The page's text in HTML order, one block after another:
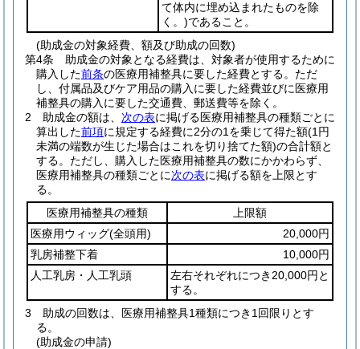
て体内に埋め込まれたものを除
く。)であること。
(助成金の対象経費、額及び助成の回数)
第4条
助成金の対象となる経費は、対象者が使用するために
購入した前条の医療用補整具に要した経費とする。 ただ
し、付属品及びケア用品の購入に要した経費並びに医療用
補整具の購入に要した交通費、郵送費等を除く。
2
助成金の額は、 次の表に掲げる医療用補整具の種類ごとに
算出した前項に規定する経費に2分の1を乗じて得た額(1円
未満の端数が生じた場合はこれを切り捨てた額)の合計額と
する。 ただし、購入した医療用補整具の数にかかわらず、
医療用補整具の種類ごとに次の表に掲げる額を上限とす
る。
医療用補整具の種類
上限額
医療用ウィッグ(全頭用)
20,000円
乳房補整下着
10,000円
人工乳房・人工乳頭
左右それぞれにつき20,000円と
する。
3
助成の回数は、医療用補整具1種類につき1回限りとす
る。
(助成金の申請)